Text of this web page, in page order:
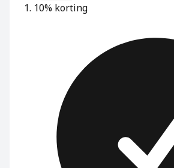
10% korting